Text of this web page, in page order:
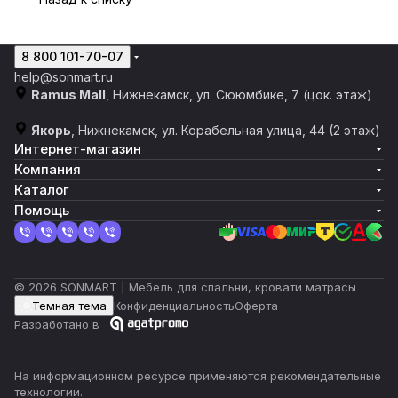
8 800 101-70-07
help@sonmart.ru
Ramus Mall , Нижнекамск, ул. Сююмбике, 7 (цок. этаж)
Якорь , Нижнекамск, ул. Корабельная улица, 44 (2 этаж)
Интернет-магазин
Компания
Каталог
Помощь
© 2026 SONMART | Мебель для спальни, кровати матрасы
Темная тема
КонфиденциальностьОферта
Разработано в
На информационном ресурсе применяются рекомендательные
технологии.